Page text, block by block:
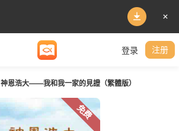
登录 注册
神恩浩大——我和我一家的見證（繁體版）
免费